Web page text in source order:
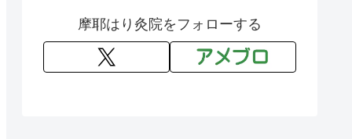
摩耶はり灸院をフォローする